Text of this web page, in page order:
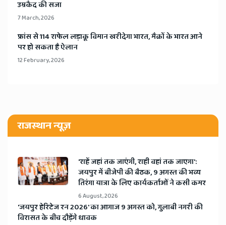
उम्रकैद की सजा
7 March, 2026
​फ्रांस से 114 राफेल लड़ाकू विमान खरीदेगा भारत, मैक्रों के भारत आने
पर हो सकता है ऐलान
12 February, 2026
राजस्थान न्यूज़
'राहें जहां तक जाएंगी, राही वहां तक जाएगा':
जयपुर में बीजेपी की बैठक, 9 अगस्त की भव्य
तिरंगा यात्रा के लिए कार्यकर्ताओं ने कसी कमर
6 August, 2026
​'जयपुर हेरिटेज रन 2026' का आगाज 9 अगस्त को, गुलाबी नगरी की
विरासत के बीच दौड़ेंगे धावक